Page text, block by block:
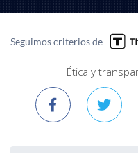
Seguimos criterios de
Ética y